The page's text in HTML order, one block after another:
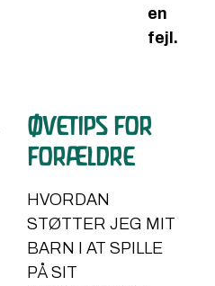
en
fejl.
ØVETIPS FOR
FORÆLDRE
HVORDAN
STØTTER JEG MIT
BARN I AT SPILLE
PÅ SIT